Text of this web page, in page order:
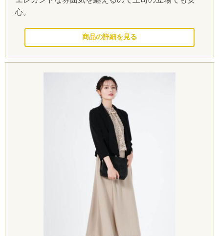
心。
このドレスを見る